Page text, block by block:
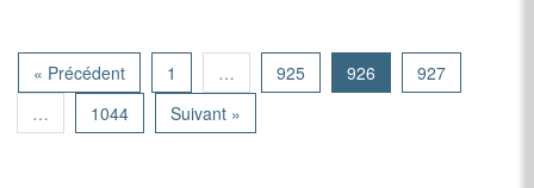
« Précédent 1 … 925 926
927
…
1044 Suivant »